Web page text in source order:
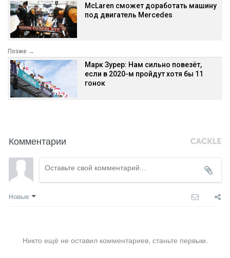
McLaren сможет доработать машину
под двигатель Mercedes
Позже →
Марк Зурер: Нам сильно повезёт,
если в 2020-м пройдут хотя бы 11
гонок
Комментарии
Новые
Никто ещё не оставил комментариев, станьте первым.